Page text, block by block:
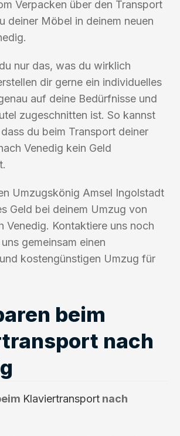
Verpacken über den Transport
deiner Möbel in deinem neuen
nur das, was du wirklich
dir gerne ein individuelles
auf deine Bedürfnisse und
zugeschnitten ist. So kannst
du beim Transport deiner
Venedig kein Geld
Umzugskönig Amsel Ingolstadt
Geld bei deinem Umzug von
Venedig. Kontaktiere uns noch
gemeinsam einen
kostengünstigen Umzug für
beim
nach
Klaviertransport nach